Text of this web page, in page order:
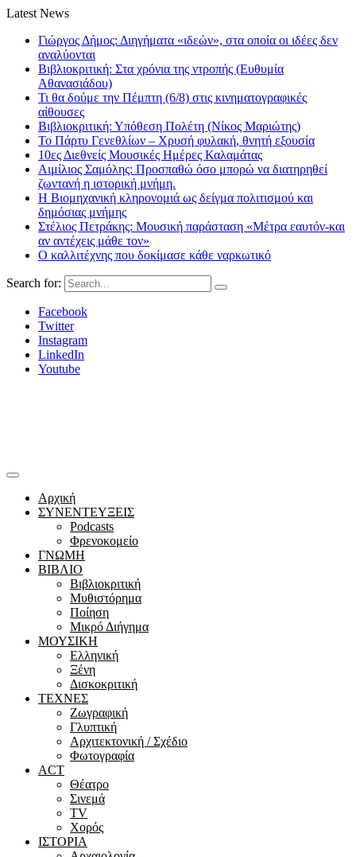
Latest News
Γιώργος Δήμος: Διηγήματα «ιδεών», στα οποία οι ιδέες δεν
αναλύονται
Βιβλιοκριτική: Στα χρόνια της ντροπής (Ευθυμία
Αθανασιάδου)
Τι θα δούμε την Πέμπτη (6/8) στις κινηματογραφικές
αίθουσες
Βιβλιοκριτική: Υπόθεση Πολέτη (Νίκος Μαριώτης)
Το Πάρτυ Γενεθλίων – Χρυσή φυλακή, θνητή εξουσία
10ες Διεθνείς Μουσικές Ημέρες Καλαμάτας
Αιμίλιος Σαμόλης: Προσπαθώ όσο μπορώ να διατηρηθεί
ζωντανή η ιστορική μνήμη.
Η Βιομηχανική κληρονομιά ως δείγμα πολιτισμού και
δημόσιας μνήμης
Στέλιος Πετράκης: Μουσική παράσταση «Μέτρα εαυτόν-και
αν αντέχεις μάθε τον»
Ο καλλιτέχνης που δοκίμασε κάθε ναρκωτικό
Search for:
Facebook
Twitter
Instagram
LinkedIn
Youtube
Αρχική
ΣΥΝΕΝΤΕΥΞΕΙΣ
Podcasts
Φρενοκομείο
ΓΝΩΜΗ
ΒΙΒΛΙΟ
Βιβλιοκριτική
Μυθιστόρημα
Ποίηση
Μικρό Διήγημα
ΜΟΥΣΙΚΗ
Ελληνική
Ξένη
Δισκοκριτική
ΤΕΧΝΕΣ
Ζωγραφική
Γλυπτική
Αρχιτεκτονική / Σχέδιο
Φωτογραφία
ACT
Θέατρο
Σινεμά
ΤV
Χορός
ΙΣΤΟΡΙΑ